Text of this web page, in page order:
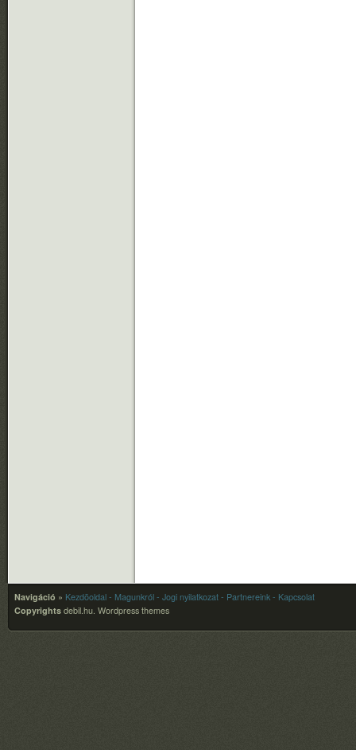
Navigáció » Kezdõoldal - Magunkról - Jogi nyilatkozat - Partnereink - Kapcsolat
Copyrights debil.hu. Wordpress themes